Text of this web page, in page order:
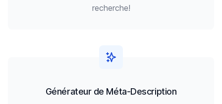
recherche!
Générateur de Méta-Description